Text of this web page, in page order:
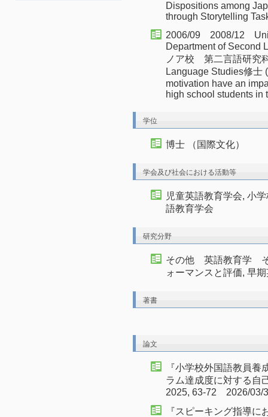
Dispositions among
through Storytelling
2006/09 2008/12
Department of Second
ノア校 第二言語研究
Language Studies修士
motivation have an
high school students in
学位
博士 （国際文化）
学会及び社会における活動等
児童英語教育学会, 小
語教育学会
研究分野
その他 英語教育学
ォーマンスと評価, 早
著書
論文
『小学校外国語教員
ラム達成度に対する
2025, 63-72 2026/03/
『スピーキング指導